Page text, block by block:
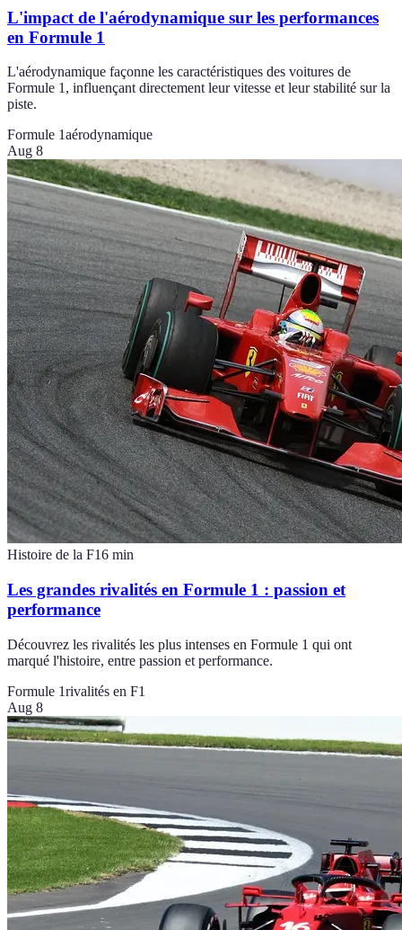
L'impact de l'aérodynamique sur les performances
en Formule 1
L'aérodynamique façonne les caractéristiques des voitures de
Formule 1, influençant directement leur vitesse et leur stabilité sur la
piste.
Formule 1aérodynamique
Aug 8
Histoire de la F16 min
Les grandes rivalités en Formule 1 : passion et
performance
Découvrez les rivalités les plus intenses en Formule 1 qui ont
marqué l'histoire, entre passion et performance.
Formule 1rivalités en F1
Aug 8